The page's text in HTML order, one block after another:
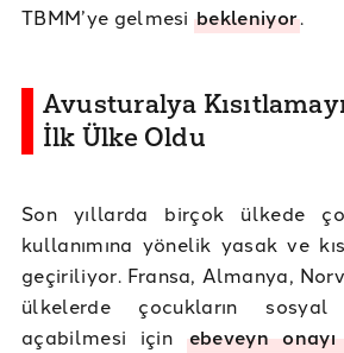
TBMM’ye gelmesibekleniyor.
Avusturalya
İlk Ülke Oldu
Son yıllarda birçok ülkede
kullanımına yönelik yasak ve
geçiriliyor. Fransa, Almanya,
ülkelerde çocukların
açabilmesi için ebeveyn